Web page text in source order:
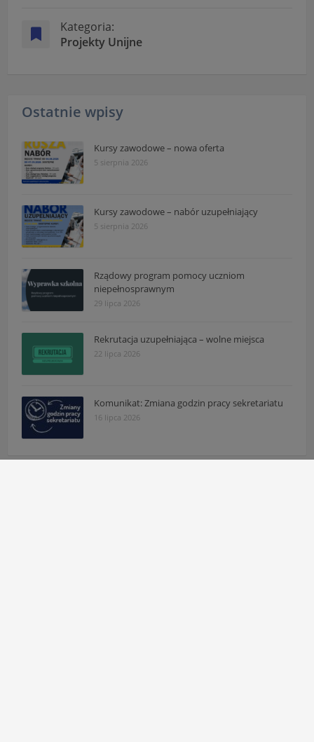
Kategoria:
Projekty Unijne
Ostatnie wpisy
Kursy zawodowe – nowa oferta
5 sierpnia 2026
Kursy zawodowe – nabór uzupełniający
5 sierpnia 2026
Rządowy program pomocy uczniom
niepełnosprawnym
29 lipca 2026
Rekrutacja uzupełniająca – wolne miejsca
22 lipca 2026
Komunikat: Zmiana godzin pracy sekretariatu
16 lipca 2026